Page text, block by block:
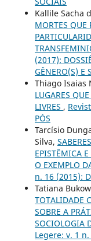
Kallile Sacha
MORTES QUE
(2017):
GÊNERO(S) E
Thiago Isaias
LUGARES
LIVRES ,
PÓS
Tarcísio
Silva,
EPISTÊMICA
O EXEMPLO
n. 16 (2015):
Tatiana
TOTALIDADE
SOBRE A
SOCIOLOGIA
Legere: v. 1 n.